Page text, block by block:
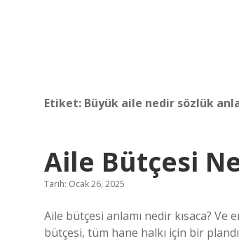
Etiket: Büyük aile nedir sözlük
Aile Bütçesi
Tarih: Ocak 26, 2025
Aile bütçesi anlamı nedir kısaca?
bütçesi, tüm hane halkı için bir